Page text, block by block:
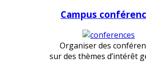
Campus
Organiser des
sur des thèmes d’intérêt